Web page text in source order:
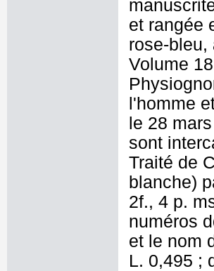
et rangée
rose-bleu,
Volume
l'homme
le 28
sont
Traité de
blanche)
2f., 4 p.
numéros
et le nom
L. 0,495 ;